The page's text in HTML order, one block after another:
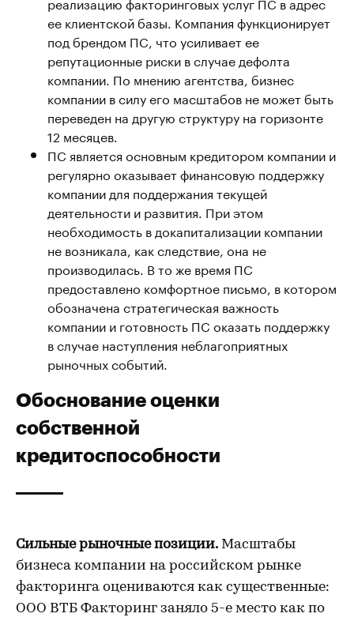
ее клиентской базы. Компания функционирует
под брендом ПС, что усиливает ее
репутационные риски в случае дефолта
компании. По мнению агентства, бизнес
компании в силу его масштабов не может быть
переведен на другую структуру на горизонте
12 месяцев.
ПС является основным кредитором компании и
регулярно оказывает финансовую поддержку
компании для поддержания текущей
деятельности и развития. При этом
необходимость в докапитализации компании
не возникала, как следствие, она не
производилась. В то же время ПС
предоставлено комфортное письмо, в котором
обозначена стратегическая важность
компании и готовность ПС оказать поддержку
в случае наступления неблагоприятных
рыночных событий.
Обоснование оценки
собственной
кредитоспособности
Сильные рыночные позиции. Масштабы
бизнеса компании на российском рынке
факторинга оцениваются как существенные:
ООО ВТБ Факторинг заняло 5-е место как по